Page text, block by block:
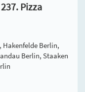
Pizza
Berlin,
Berlin, Staaken